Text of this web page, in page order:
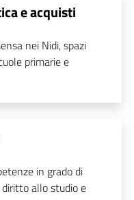
e acquisti
nei Nidi, spazi
primarie e
in grado di
allo studio e